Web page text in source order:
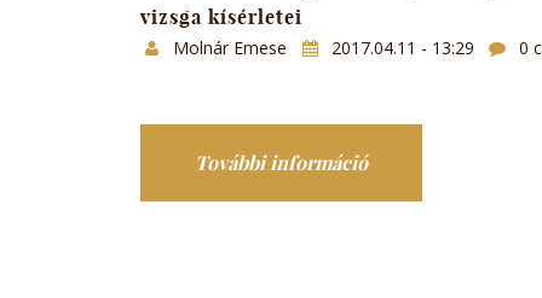
vizsga kísérletei
Molnár Emese 2017.04.11 - 13:29 0
További információDunaharaszti